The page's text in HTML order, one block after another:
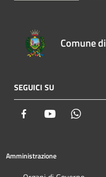
Comune
SEGUICI SU
Facebook Youtube
Amministrazione